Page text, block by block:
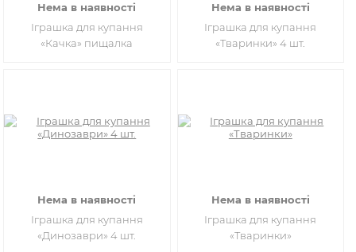
Нема в наявності
Іграшка для купання
«Качка» пищалка
Нема в наявності
Іграшка для купання
«Тваринки» 4 шт.
Нема в наявності
Іграшка для купання
«Динозаври» 4 шт.
Нема в наявності
Іграшка для купання
«Тваринки»